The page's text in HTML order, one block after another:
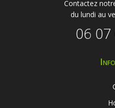
Contactez
du lundi au
06